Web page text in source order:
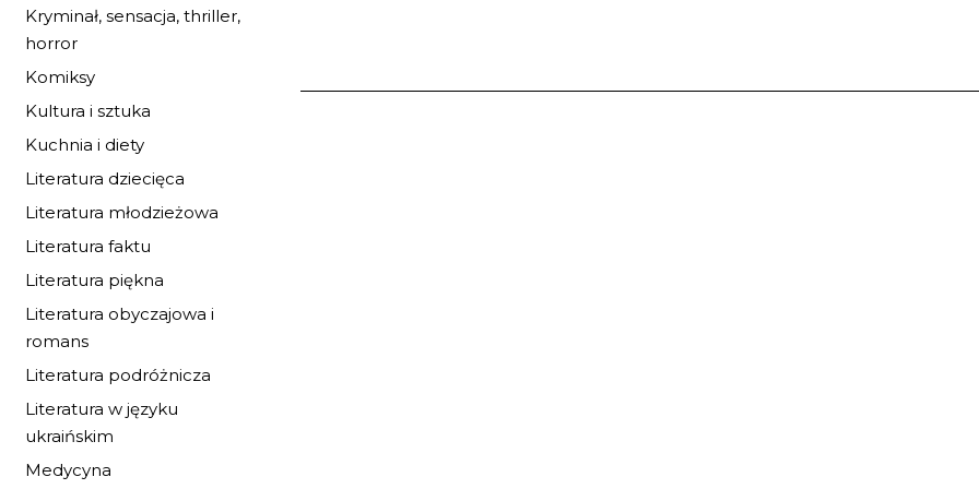
Kryminał, sensacja, thriller,
horror
Komiksy
Kultura i sztuka
Kuchnia i diety
Literatura dziecięca
Literatura młodzieżowa
Literatura faktu
Literatura piękna
Literatura obyczajowa i
romans
Literatura podróżnicza
Literatura w języku
ukraińskim
Medycyna